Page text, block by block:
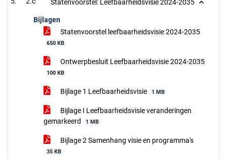
Statenvoorstel: Leefbaarheidsvisie 2024-2035
Bijlagen
Statenvoorstel leefbaarheidsvisie 2024-2035
650 KB
Ontwerpbesluit Leefbaarheidsvisie 2024-2035
100 KB
Bijlage 1 Leefbaarheidsvisie 1 MB
Bijlage I Leefbaarheidsvisie veranderingen
gemarkeerd
1 MB
Bijlage 2 Samenhang visie en programma's
35 KB